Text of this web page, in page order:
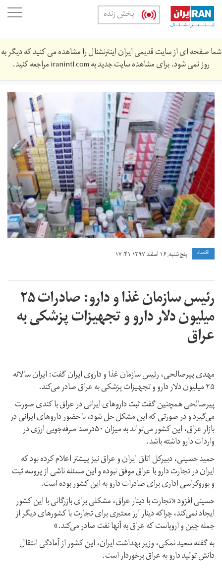
Skip
main
content
پخش زنده
شما صفحه ای از سایت قدیمی ایران اینترنشنال را مشاهده می کنید که دیگر به
روز نمی شود. برای مشاهده سایت جدید بهiranintl.comمراجعه کنید.
thrym_drwyy.jpeg
اقتصاد پنج شنبه, ۱۶ اسفند ۱۳۹۷ ۱۷:۴۱
رئیس سازمان غذا و دارو: صادرات ۲۵
میلیون دلار دارو و تجهیزات پزشکی به
عراق
مهدی پیرصالحی، رئیس سازمان غذا و داروی ایران گفت: ایران سالانه
۲۵ میلیون دلار دارو و تجهیزات پزشکی به عراق صادر می‌کند.
پیرصالحی همچنین گفت ثبت داروهای ایرانی در عراق با کندی صورت
می‌گیرد و در صورتی که این مشکل حل شود، با حضور دارو‌های ایرانی در
بازار عراق، این کشور می‌تواند به میزان ۵۰درصد صرفه‌‌جویی ارزی در
واردات دارو داشته باشد.
حمید حسینی، دبیرکل اتاق ایران و عراق نیز پیشتر اعلام کرده بود که
ایران در تجارت دارو با عراق موفق نبوده و این مسئله ناشی از پروسه ثبت
و بوروکراسی اداری برای صادرات دارو به این کشور بوده است.
حسینی افزود «تجارت با دینار عراق، مشکلی برای بازرگانی با این کشور
ایجاد نمی‌کند، چراکه دینار ارز معتبری برای تجارت با کشورهای دیگر از
جمله چین و اروپاست که عراق به آنها نفت صادر می‌کند.»
به گفته سعید نمکی، وزیر بهداشت ایران، این کشور از آمادگی انتقال
دانش تولید دارو به عراق برخوردار است.